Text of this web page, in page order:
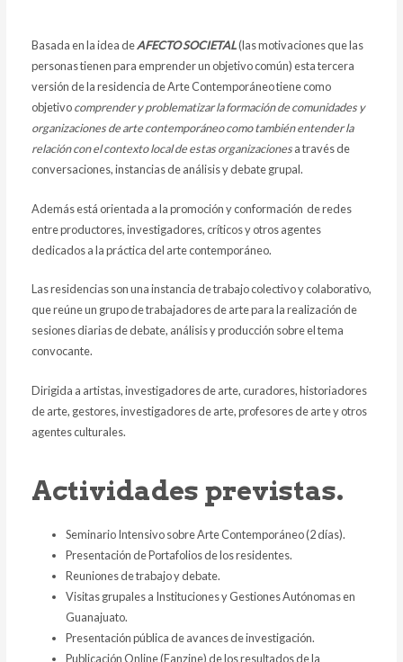
Basada en la idea deAFECTO SOCIETAL(las motivaciones que las
personas tienen para emprender un objetivo común) esta tercera
versión de la residencia de Arte Contemporáneo tiene como
objetivocomprender y problematizar la formación de comunidades y
organizaciones de arte contemporáneo como también entender la
relación con el contexto local de estas organizacionesa través de
conversaciones, instancias de análisis y debate grupal.
Además está orientada a la promoción y conformación de redes
entre productores, investigadores, críticos y otros agentes
dedicados a la práctica del arte contemporáneo.
Las residencias son una instancia de trabajo colectivo y colaborativo,
que reúne un grupo de trabajadores de arte para la realización de
sesiones diarias de debate, análisis y producción sobre el tema
convocante.
Dirigida a artistas, investigadores de arte, curadores, historiadores
de arte, gestores, investigadores de arte, profesores de arte y otros
agentes culturales.
Actividades previstas.
Seminario Intensivo sobre Arte Contemporáneo (2 días).
Presentación de Portafolios de los residentes.
Reuniones de trabajo y debate.
Visitas grupales a Instituciones y Gestiones Autónomas en
Guanajuato.
Presentación pública de avances de investigación.
Publicación Online (Fanzine) de los resultados de la